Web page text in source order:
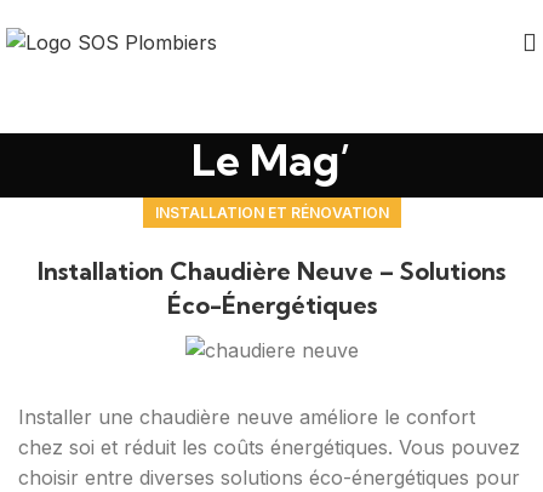
Le Mag’
INSTALLATION ET RÉNOVATION
Installation Chaudière Neuve – Solutions
Éco-Énergétiques
Installer une chaudière neuve améliore le confort
chez soi et réduit les coûts énergétiques. Vous pouvez
choisir entre diverses solutions éco-énergétiques pour